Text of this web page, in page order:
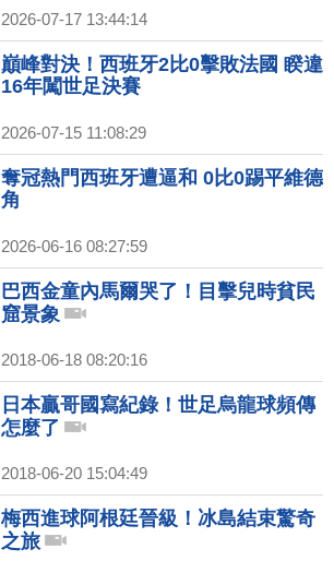
2026-07-17 13:44:14
巔峰對決！西班牙2比0擊敗法國 睽違
16年闖世足決賽
2026-07-15 11:08:29
奪冠熱門西班牙遭逼和 0比0踢平維德
角
2026-06-16 08:27:59
巴西金童內馬爾哭了！目擊兒時貧民
窟景象
2018-06-18 08:20:16
日本贏哥國寫紀錄！世足烏龍球頻傳
怎麼了
2018-06-20 15:04:49
梅西進球阿根廷晉級！冰島結束驚奇
之旅